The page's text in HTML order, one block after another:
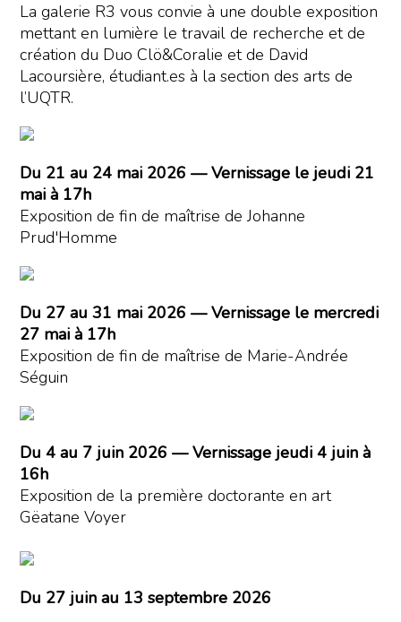
La galerie R3 vous convie à une double exposition
mettant en lumière le travail de recherche et de
création du Duo Clö&Coralie et de David
Lacoursière, étudiant.es à la section des arts de
l’UQTR.
Du 21 au 24 mai 2026 — Vernissage le jeudi 21
mai à 17h
Exposition de fin de maîtrise de Johanne
Prud'Homme
Du 27 au 31 mai 2026 — Vernissage le mercredi
27 mai à 17h
Exposition de fin de maîtrise de Marie-Andrée
Séguin
Du 4 au 7 juin 2026 — Vernissage jeudi 4 juin à
16h
Exposition de la première doctorante en art
Gëatane Voyer
Du 27 juin au 13 septembre 2026